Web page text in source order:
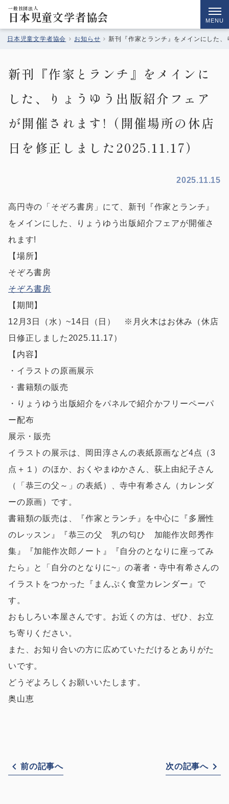
一般社団法人
日本児童文学者協会 MENU
日本児童文学者協会 お知らせ 新刊『作家とランチ』をメインにした
新刊『作家とランチ』をメインに
した、りょうゆう出版紹介フェア
が開催されます!（開催場所の休店
日を修正しました2025.11.17）
2025.11.15
高円寺の「そぞろ書房」にて、新刊『作家とランチ』
をメインにした、りょうゆう出版紹介フェアが開催さ
れます!
【場所】
そぞろ書房
そぞろ書房
【期間】
12月3日（水）~14日（日） ※月火木はお休み（休店
日修正しました2025.11.17）
【内容】
・イラストの原画展示
・書籍類の販売
・りょうゆう出版紹介をパネルで紹介かフリーペーパ
ー配布
展示・販売
イラストの展示は、岡田淳さんの表紙原画など4点（3
点＋１）のほか、おくやまゆかさん、荻上由紀子さん
（「恭三の父～」の表紙）、寺中有希さん（カレンダ
ーの原画）です。
書籍類の販売は、『作家とランチ』を中心に『多層性
のレッスン』『恭三の父 乳の匂ひ 加能作次郎秀作
集』『加能作次郎ノート』『自分のとなりに座ってみ
たら』と「自分のとなりに~」の著者・寺中有希さんの
イラストをつかった『まんぷく食堂カレンダー』で
す。
おもしろい本屋さんです。お近くの方は、ぜひ、お立
ち寄りください。
また、お知り合いの方に広めていただけるとありがた
いです。
どうぞよろしくお願いいたします。
奥山恵
前の記事へ 次の記事へ